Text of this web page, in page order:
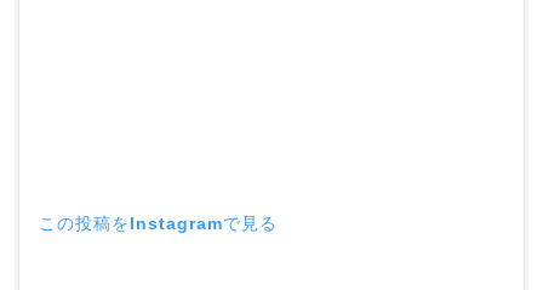
この投稿をInstagramで見る